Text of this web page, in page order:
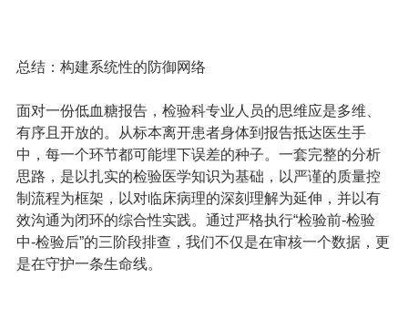
总结：构建系统性的防御网络
面对一份低血糖报告，检验科专业人员的思维应是多维、
有序且开放的。从标本离开患者身体到报告抵达医生手
中，每一个环节都可能埋下误差的种子。一套完整的分析
思路，是以扎实的检验医学知识为基础，以严谨的质量控
制流程为框架，以对临床病理的深刻理解为延伸，并以有
效沟通为闭环的综合性实践。通过严格执行“检验前-检验
中-检验后”的三阶段排查，我们不仅是在审核一个数据，更
是在守护一条生命线。